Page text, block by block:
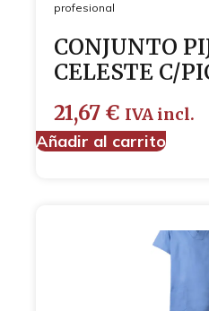
profesional
CONJUNTO
CELESTE C/
21,67 € IVA incl.
Añadir al carrito